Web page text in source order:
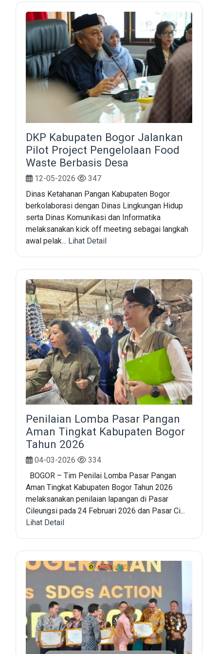
DKP Kabupaten Bogor Jalankan
Pilot Project Pengelolaan Food
Waste Berbasis Desa
12-05-2026
347
Dinas Ketahanan Pangan Kabupaten Bogor
berkolaborasi dengan Dinas Lingkungan Hidup
serta Dinas Komunikasi dan Informatika
melaksanakan kick off meeting sebagai langkah
awal pelak... Lihat Detail
Penilaian Lomba Pasar Pangan
Aman Tingkat Kabupaten Bogor
Tahun 2026
04-03-2026
334
BOGOR – Tim Penilai Lomba Pasar Pangan
Aman Tingkat Kabupaten Bogor Tahun 2026
melaksanakan penilaian lapangan di Pasar
Cileungsi pada 24 Februari 2026 dan Pasar Ci...
Lihat Detail